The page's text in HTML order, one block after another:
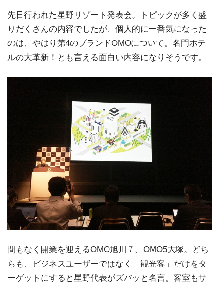
先日行われた星野リゾート発表会。トピックが多く盛
りだくさんの内容でしたが、個人的に一番気になった
のは、やはり第4のブランドOMOについて。名門ホテ
ルの大革新！とも言える面白い内容になりそうです。
間もなく開業を迎えるOMO旭川７、OMO5大塚。どち
らも、ビジネスユーザーではなく「観光客」だけをタ
ーゲットにすると星野代表がズバッと名言。客室もサ